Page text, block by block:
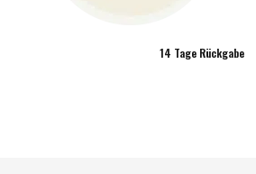
14 Tage Rückgabe